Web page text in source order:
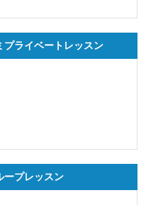
ライベートレッスン
ープレッスン